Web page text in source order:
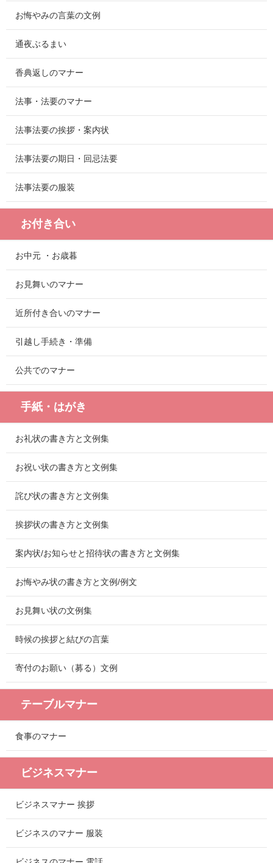
お悔やみの言葉の文例
通夜ぶるまい
香典返しのマナー
法事・法要のマナー
法事法要の挨拶・案内状
法事法要の期日・回忌法要
法事法要の服装
お付き合い
お中元 ・お歳暮
お見舞いのマナー
近所付き合いのマナー
引越し手続き・準備
公共でのマナー
手紙・はがき
お礼状の書き方と文例集
お祝い状の書き方と文例集
詫び状の書き方と文例集
挨拶状の書き方と文例集
案内状/お知らせと招待状の書き方と文例集
お悔やみ状の書き方と文例/例文
お見舞い状の文例集
時候の挨拶と結びの言葉
寄付のお願い（募る）文例
テーブルマナー
食事のマナー
ビジネスマナー
ビジネスマナー 挨拶
ビジネスのマナー 服装